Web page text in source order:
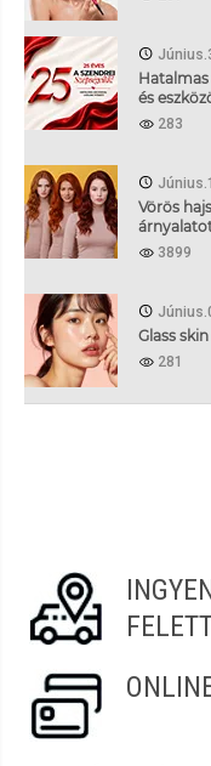
és
283
Vörös
3899
Glass
281